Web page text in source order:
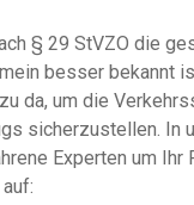
§ 29 StVZO die
besser bekannt
da, um die
sicherzustellen. In
Experten um Ihr